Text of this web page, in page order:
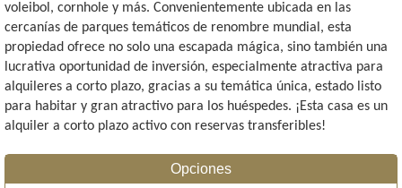
voleibol, cornhole y más. Convenientemente ubicada en las
cercanías de parques temáticos de renombre mundial, esta
propiedad ofrece no solo una escapada mágica, sino también una
lucrativa oportunidad de inversión, especialmente atractiva para
alquileres a corto plazo, gracias a su temática única, estado listo
para habitar y gran atractivo para los huéspedes. ¡Esta casa es un
alquiler a corto plazo activo con reservas transferibles!
Opciones